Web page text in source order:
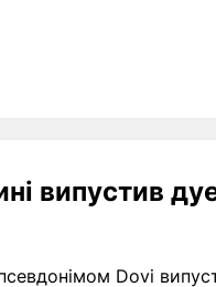
випустив
Dovi